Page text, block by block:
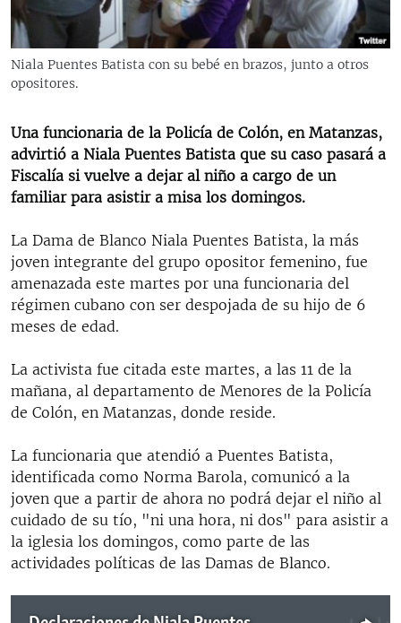
RADIO MARTÍ
ESPECIALES
ESPECIALES
SER VIEJO EN CUBA
KENTU-CUBANO
LOS SANTOS DE HIALEAH
DESINFORMACIÓN RUSA EN AMÉRICA LATINA
LA INVASIÓN DE RUSIA A UCRANIA
MULTIMEDIA
SÍGUENOS
Niala Puentes Batista con su bebé en brazos, junto a otros
opositores.
Una funcionaria de la Policía de Colón, en Matanzas,
advirtió a Niala Puentes Batista que su caso pasará a
Fiscalía si vuelve a dejar al niño a cargo de un
familiar para asistir a misa los domingos.
La Dama de Blanco Niala Puentes Batista, la más
joven integrante del grupo opositor femenino, fue
amenazada este martes por una funcionaria del
régimen cubano con ser despojada de su hijo de 6
meses de edad.
La activista fue citada este martes, a las 11 de la
mañana, al departamento de Menores de la Policía
de Colón, en Matanzas, donde reside.
La funcionaria que atendió a Puentes Batista,
identificada como Norma Barola, comunicó a la
joven que a partir de ahora no podrá dejar el niño al
cuidado de su tío, "ni una hora, ni dos" para asistir a
la iglesia los domingos, como parte de las
actividades políticas de las Damas de Blanco.